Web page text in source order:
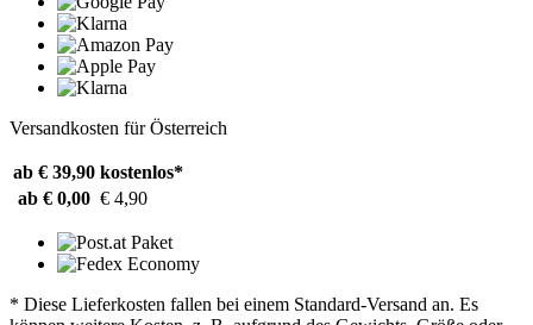
Versandkosten für Österreich
ab € 39,90 kostenlos*
ab € 0,00 € 4,90
* Diese Lieferkosten fallen bei einem Standard-Versand an. Es